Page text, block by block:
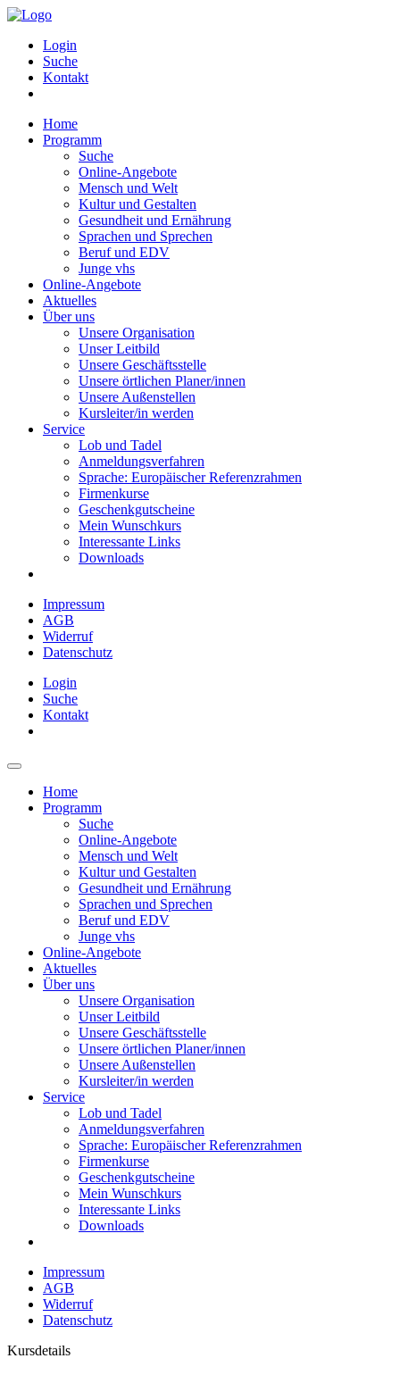
Login
Suche
Kontakt
Home
Programm
Suche
Online-Angebote
Mensch und Welt
Kultur und Gestalten
Gesundheit und Ernährung
Sprachen und Sprechen
Beruf und EDV
Junge vhs
Online-Angebote
Aktuelles
Über uns
Unsere Organisation
Unser Leitbild
Unsere Geschäftsstelle
Unsere örtlichen Planer/innen
Unsere Außenstellen
Kursleiter/in werden
Service
Lob und Tadel
Anmeldungsverfahren
Sprache: Europäischer Referenzrahmen
Firmenkurse
Geschenkgutscheine
Mein Wunschkurs
Interessante Links
Downloads
Impressum
AGB
Widerruf
Datenschutz
Login
Suche
Kontakt
Home
Programm
Suche
Online-Angebote
Mensch und Welt
Kultur und Gestalten
Gesundheit und Ernährung
Sprachen und Sprechen
Beruf und EDV
Junge vhs
Online-Angebote
Aktuelles
Über uns
Unsere Organisation
Unser Leitbild
Unsere Geschäftsstelle
Unsere örtlichen Planer/innen
Unsere Außenstellen
Kursleiter/in werden
Service
Lob und Tadel
Anmeldungsverfahren
Sprache: Europäischer Referenzrahmen
Firmenkurse
Geschenkgutscheine
Mein Wunschkurs
Interessante Links
Downloads
Impressum
AGB
Widerruf
Datenschutz
Kursdetails